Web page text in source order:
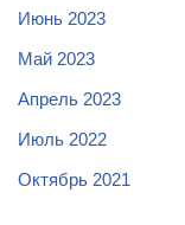
Июнь 2023
Май 2023
Апрель 2023
Июль 2022
Октябрь 2021